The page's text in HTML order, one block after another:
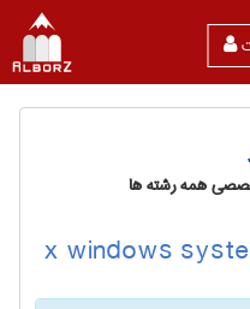
همه رشته ها